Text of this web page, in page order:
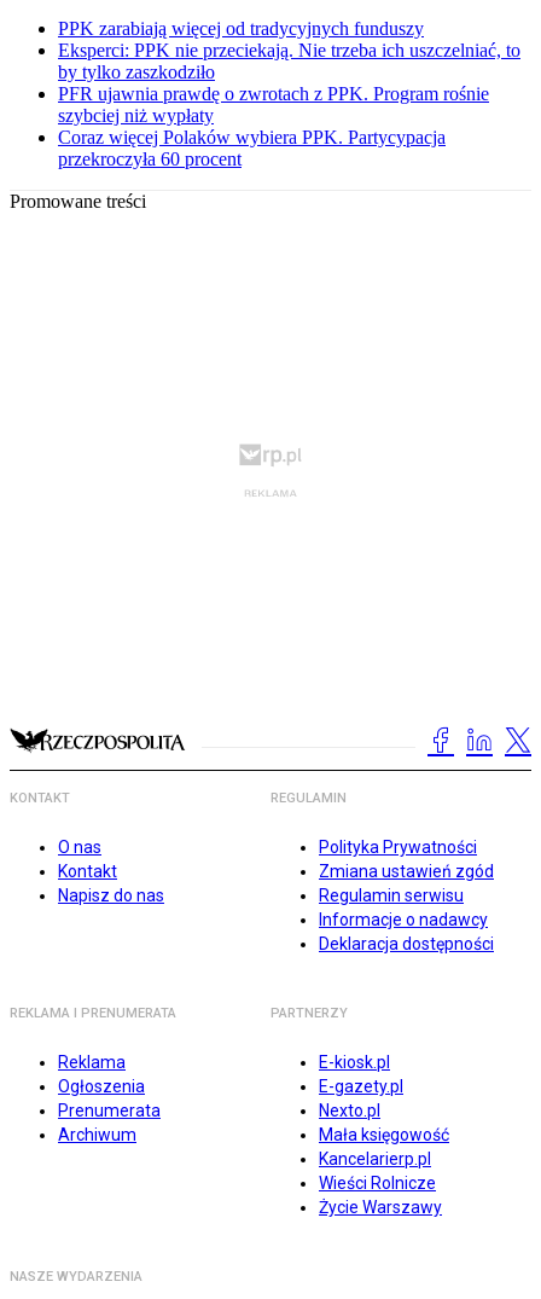
PPK zarabiają więcej od tradycyjnych funduszy
Eksperci: PPK nie przeciekają. Nie trzeba ich uszczelniać, to
by tylko zaszkodziło
PFR ujawnia prawdę o zwrotach z PPK. Program rośnie
szybciej niż wypłaty
Coraz więcej Polaków wybiera PPK. Partycypacja
przekroczyła 60 procent
Promowane treści
KONTAKT
O nas
Kontakt
Napisz do nas
REGULAMIN
Polityka Prywatności
Zmiana ustawień zgód
Regulamin serwisu
Informacje o nadawcy
Deklaracja dostępności
REKLAMA I PRENUMERATA
Reklama
Ogłoszenia
Prenumerata
Archiwum
PARTNERZY
E-kiosk.pl
E-gazety.pl
Nexto.pl
Mała księgowość
Kancelarierp.pl
Wieści Rolnicze
Życie Warszawy
NASZE WYDARZENIA